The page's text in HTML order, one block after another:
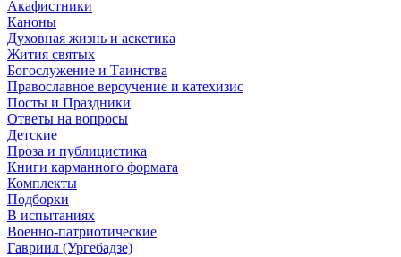
Акафистники
Каноны
Духовная жизнь и аскетика
Жития святых
Богослужение и Таинства
Православное вероучение и катехизис
Посты и Праздники
Ответы на вопросы
Детские
Проза и публицистика
Книги карманного формата
Комплекты
Подборки
В испытаниях
Военно-патриотические
Гавриил (Ургебадзе)